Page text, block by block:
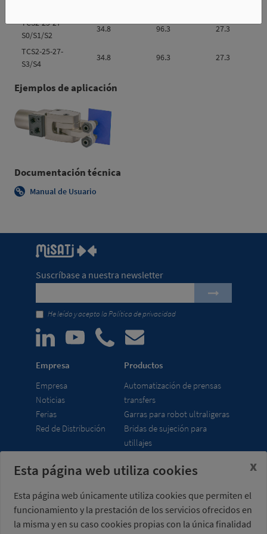
TCS2-25-27-
S0/S1/S2
34.8 96.3 27.3
TCS2-25-27-
S3/S4
34.8 96.3 27.3
Ejemplos de aplicación
Documentación técnica
Manual de Usuario
Suscríbase a nuestra newsletter
He leído y acepto laPolítica de privacidad
Empresa
Empresa
Noticias
Ferias
Red de Distribución
Productos
Automatización de prensas
transfers
Garras para robot ultraligeras
Bridas de sujeción para
utillajes
Misati S.L.
08960 Sant Just
Desvern
Barcelona - España
Horario
7:00 - 15:00 h (UTC+01:00)
Esta página web utiliza cookies
Esta página web únicamente utiliza cookies que permiten el
funcionamiento y la prestación de los servicios ofrecidos en
la misma y en su caso cookies propias con la única finalidad
x